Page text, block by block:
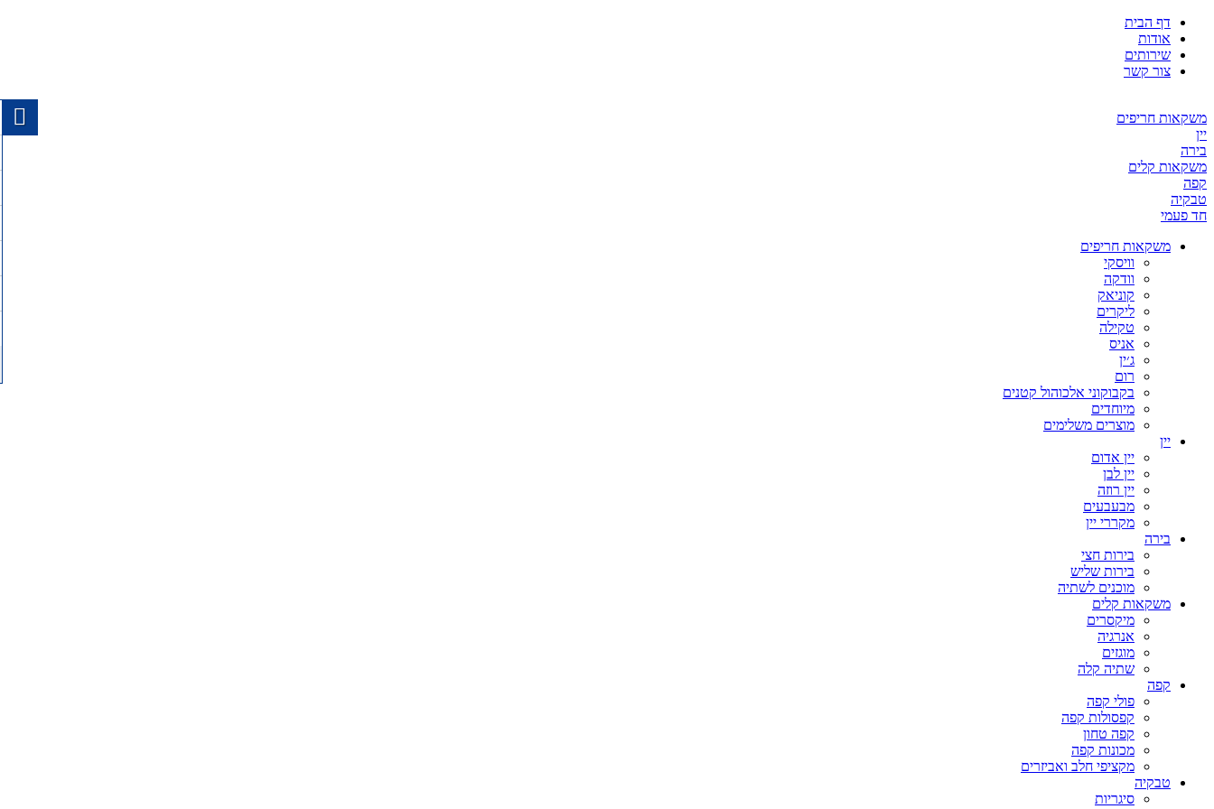
דף הבית
אודות
שירותים
צור קשר
משקאות חריפים
יין
בירה
משקאות קלים
קפה
טבקיה
חד פעמי
משקאות חריפים
וויסקי
וודקה
קוניאק
ליקרים
טקילה
אניס
ג׳ין
רום
בקבוקוני אלכוהול קטנים
מיוחדים
מוצרים משלימים
יין
יין אדום
יין לבן
יין רוזה
מבעבעים
מקררי יין
בירה
בירות חצי
בירות שליש
מוכנים לשתיה
משקאות קלים
מיקסרים
אנרגיה
מוגזים
שתיה קלה
קפה
פולי קפה
קפסולות קפה
קפה טחון
מכונות קפה
מקציפי חלב ואביזרים
טבקיה
סיגריות